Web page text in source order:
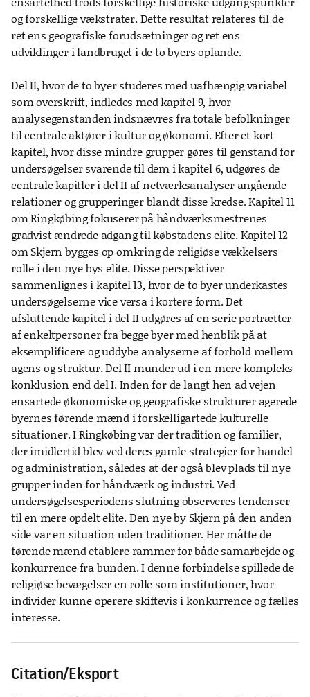
og forskellige vækstrater. Dette resultat relateres til de
ret ens geografiske forudsætninger og ret ens
udviklinger i landbruget i de to byers oplande.
Del II, hvor de to byer studeres med uafhængig variabel
som overskrift, indledes med kapitel 9, hvor
analysegenstanden indsnævres fra totale befolkninger
til centrale aktører i kultur og økonomi. Efter et kort
kapitel, hvor disse mindre grupper gøres til genstand for
undersøgelser svarende til dem i kapitel 6, udgøres de
centrale kapitler i del II af netværksanalyser angående
relationer og grupperinger blandt disse kredse. Kapitel 11
om Ringkøbing fokuserer på håndværksmestrenes
gradvist ændrede adgang til købstadens elite. Kapitel 12
om Skjern bygges op omkring de religiøse vækkelsers
rolle i den nye bys elite. Disse perspektiver
sammenlignes i kapitel 13, hvor de to byer underkastes
undersøgelserne vice versa i kortere form. Det
afsluttende kapitel i del II udgøres af en serie portrætter
af enkeltpersoner fra begge byer med henblik på at
eksemplificere og uddybe analyserne af forhold mellem
agens og struktur. Del II munder ud i en mere kompleks
konklusion end del I. Inden for de langt hen ad vejen
ensartede økonomiske og geografiske strukturer agerede
byernes førende mænd i forskelligartede kulturelle
situationer. I Ringkøbing var der tradition og familier,
der imidlertid blev ved deres gamle strategier for handel
og administration, således at der også blev plads til nye
grupper inden for håndværk og industri. Ved
undersøgelsesperiodens slutning observeres tendenser
til en mere opdelt elite. Den nye by Skjern på den anden
side var en situation uden traditioner. Her måtte de
førende mænd etablere rammer for både samarbejde og
konkurrence fra bunden. I denne forbindelse spillede de
religiøse bevægelser en rolle som institutioner, hvor
individer kunne operere skiftevis i konkurrence og fælles
interesse.
Citation/Eksport